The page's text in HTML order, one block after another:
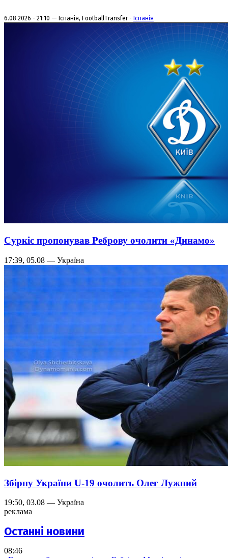
6.08.2026 - 21:10 — Іспанія, FootballTransfer - Іспанія
Суркіс пропонував Реброву очолити «Динамо»
17:39, 05.08 — Україна
Збірну України U-19 очолить Олег Лужний
19:50, 03.08 — Україна
реклама
Останні новини
08:46